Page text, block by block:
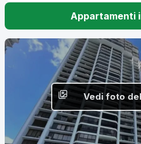
Appartamenti
Vedi foto